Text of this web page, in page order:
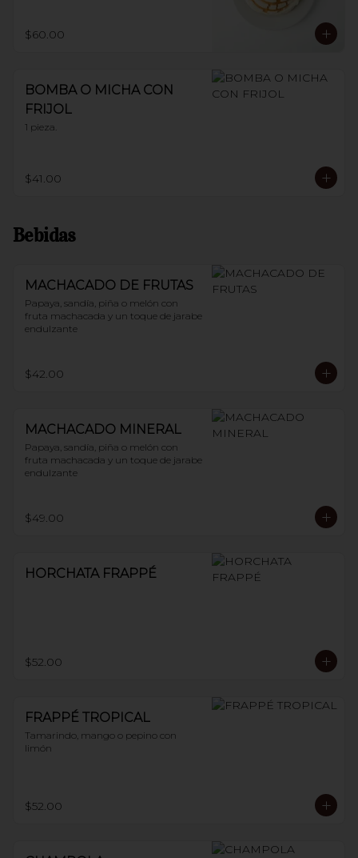
$60.00
BOMBA O MICHA CON
FRIJOL
1 pieza.
$41.00
Bebidas
MACHACADO DE FRUTAS
Papaya, sandía, piña o melón con
fruta machacada y un toque de jarabe
endulzante
$42.00
MACHACADO MINERAL
Papaya, sandía, piña o melón con
fruta machacada y un toque de jarabe
endulzante
$49.00
HORCHATA FRAPPÉ
$52.00
FRAPPÉ TROPICAL
Tamarindo, mango o pepino con
limón
$52.00